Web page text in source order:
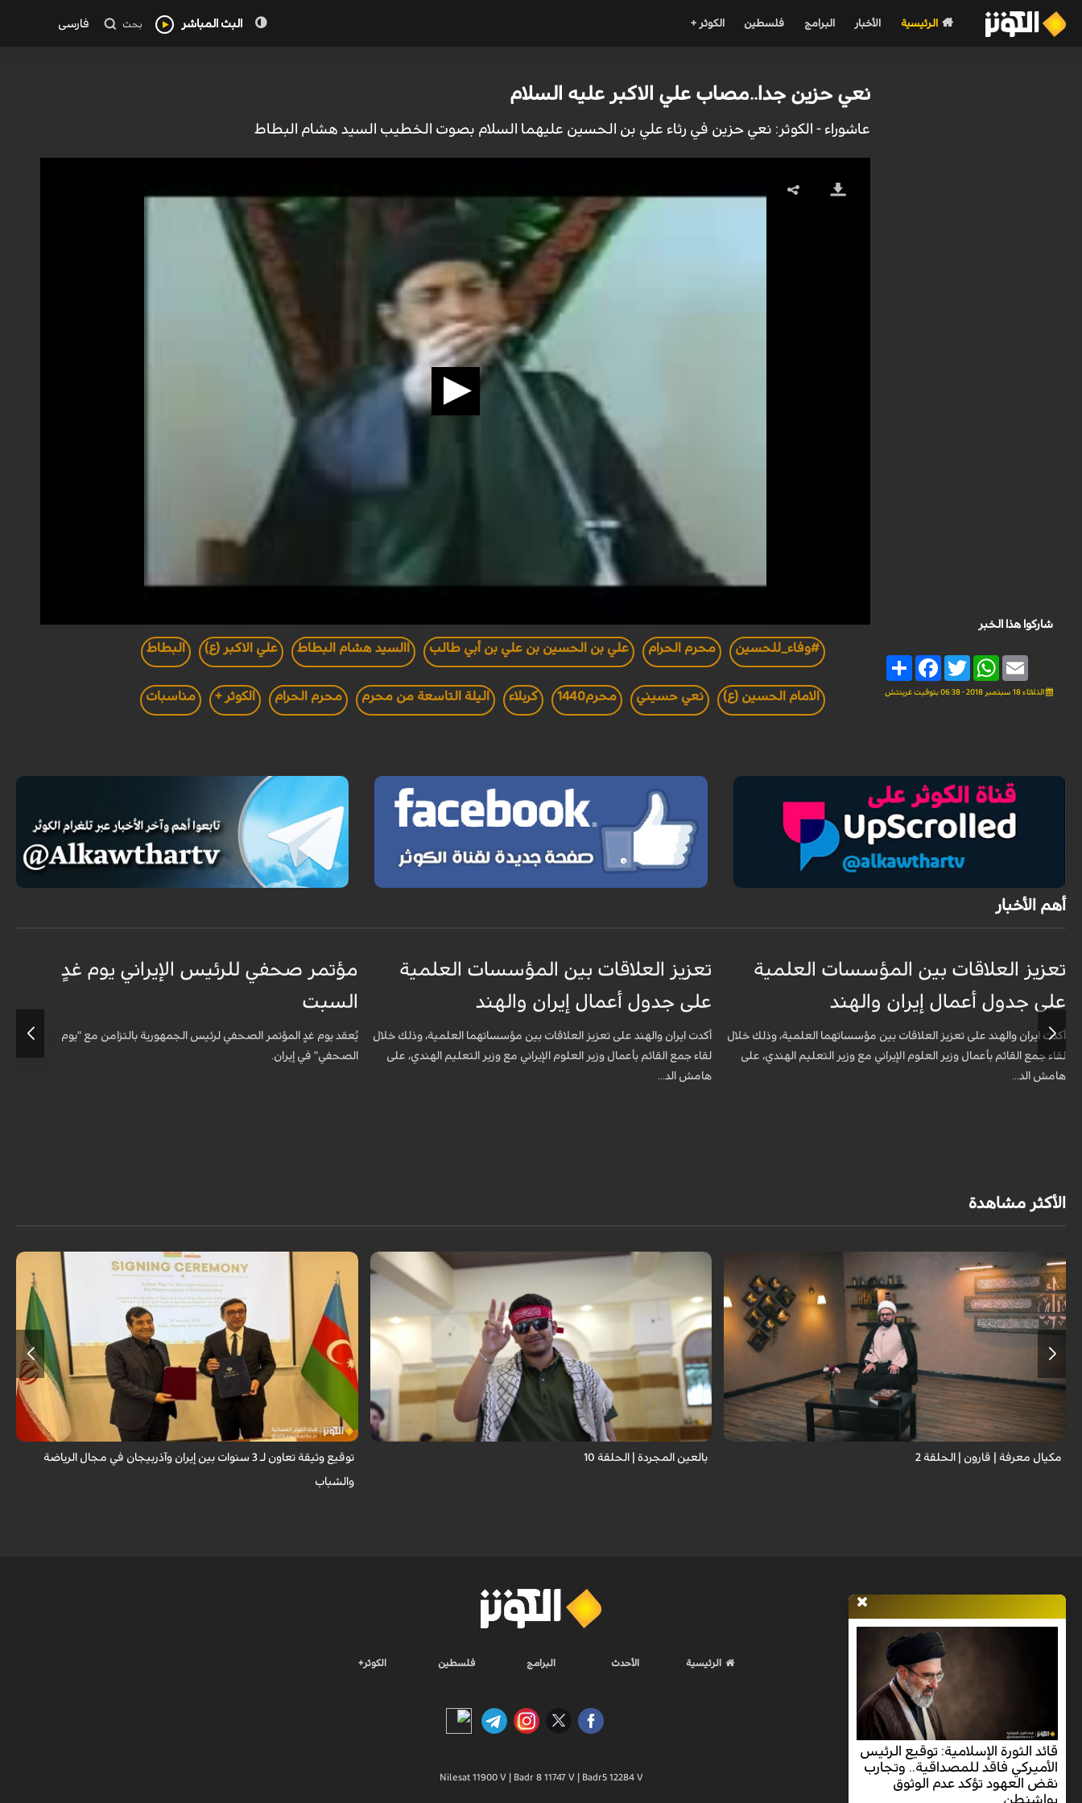
الرئيسية الأخبار البرامج فلسطين الكوثر + البث المباشر بحث فارسی
شاركوا هذا الخبر
Share
FacebookTwitter
WhatsAppEmail
الثلاثاء 18 سبتمبر 2018 - 06:38 بتوقيت غرينتش
نعي حزين جدا..مصاب علي الاكبر عليه السلام
عاشوراء - الكوثر: نعي حزين في رثاء علي بن الحسين عليهما السلام بصوت الخطيب السيد هشام البطاط
#وفاء_للحسين محرم الحرام علي بن الحسين بن علي بن أبي طالب االسيد هشام البطاط علي الاكبر (ع) البطاط
الامام الحسين (ع) نعي حسيني محرم1440 كربلاء اليلة التاسعة من محرم محرم الحرام الكوثر + مناسبات
أهم الأخبار
تعزيز العلاقات بين المؤسسات العلمية
على جدول أعمال إيران والهند
أكدت ايران والهند على تعزيز العلاقات بين مؤسساتهما العلمية، وذلك خلال
لقاء جمع القائم بأعمال وزير العلوم الإيراني مع وزير التعليم الهندي، على
هامش الد...
تعزيز العلاقات بين المؤسسات العلمية
على جدول أعمال إيران والهند
أكدت ايران والهند على تعزيز العلاقات بين مؤسساتهما العلمية، وذلك خلال
لقاء جمع القائم بأعمال وزير العلوم الإيراني مع وزير التعليم الهندي، على
هامش الد...
مؤتمر صحفي للرئيس الإيراني يوم غدٍ
السبت
يُعقد يوم غدٍ المؤتمر الصحفي لرئيس الجمهورية بالتزامن مع "يوم
الصحفي" في إيران.
الأكثر مشاهدة
مكيال معرفة | قارون | الحلقة 2
برنامج "بالعين المجردة" هو توثيق إنسانيٌّ شجاعٌ للحياة تحت وطأة الحرب، حيث
نستمع فيه إلى شهاداتٍ حيّةٍ لأشخاص عايشوا التفجيرات والدمار، فنرى بعيونهم
ت...
بالعين المجردة | الحلقة 10
وقّع دنيا مالي وغاييبوف على وثيقة البرنامج التنفيذي للتعاون بين بلدي إيران
وآذربيجان في مجال الرياضة والشباب.
توقيع وثيقة تعاون لـ 3 سنوات بين إيران وآذربيجان في مجال الرياضة
والشباب
قائد الثورة الإسلامية: توقيع الرئيس
الأميركي فاقد للمصداقية.. وتجارب
نقض العهود تؤكد عدم الوثوق
بواشنطن
الرئيسية الأحدث البرامج فلسطين الكوثر+
Nilesat 11900 V | Badr 8 11747 V | Badr5 12284 V